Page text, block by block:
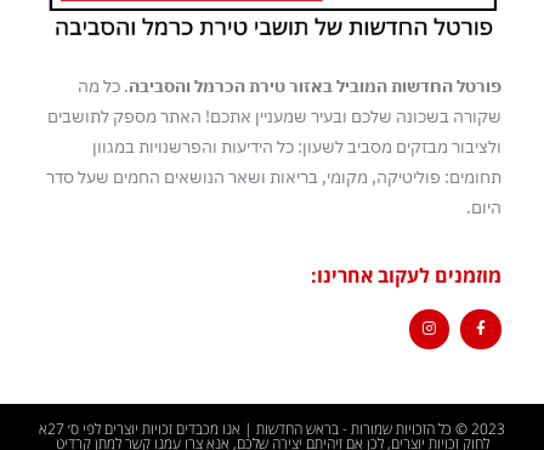
פורטל החדשות המוביל באזור טירת הכרמל והסביבה. כל מה
שקורה בשכונה שלכם ובעיר שמעניין אתכם! האתר מספק לתושבים
ולציבור מבזקים מסביב לשעון: כל הידיעות והפרשנויות במגוון
תחומים: פוליטיקה, מקומי, בריאות ושאר הנושאים החמים שעל סדר
היום.
מוזמנים לעקוב אחרינו:
2023 © כל הזכויות שמורות - בראש החדשות | אנו מכבדים זכויות יוצרים לפי ס׳ 27א
לחוק זכויות יוצרים, לכן אם זיהיתם יצירה שלכם, אנא צרו עמנו קשר למתן קרדיט